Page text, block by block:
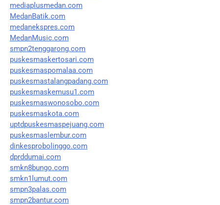
mediaplusmedan.com
MedanBatik.com
medanekspres.com
MedanMusic.com
smpn2tenggarong.com
puskesmaskertosari.com
puskesmaspomalaa.com
puskesmastalangpadang.com
puskesmaskemusu1.com
puskesmaswonosobo.com
puskesmaskota.com
uptdpuskesmaspejuang.com
puskesmaslembur.com
dinkesprobolinggo.com
dprddumai.com
smkn8bungo.com
smkn1lumut.com
smpn3palas.com
smpn2bantur.com